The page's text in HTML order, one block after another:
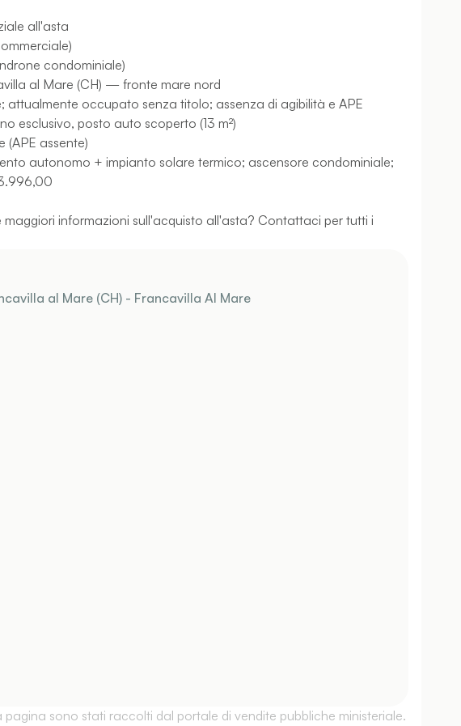
all'asta
condominiale)
al Mare (CH) — fronte mare nord
attualmente occupato senza titolo; assenza di agibilità e APE
esclusivo, posto auto scoperto (13 m²)
(APE assente)
autonomo + impianto solare termico; ascensore condominiale;
informazioni sull'acquisto all'asta? Contattaci per tutti i
al Mare (CH) - Francavilla Al Mare
pagina sono stati raccolti dal portale di vendite pubbliche ministeriale.